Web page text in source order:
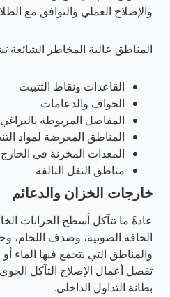
والإصلاح العملي والتوافق مع
المناطق عالية المخاطر الشائعة
القاعدات ونقاط التثبيت
الحواف والدعامات
المفاصل المربوطة بالبراغي
المناطق المعرضة لمواد
المعدات المخزنة في الخارج
مناطق النقل التالفة
خارجات الخزان والدعائم
عادةً ما تتآكل أسطح الخزانات
الحافة الصوتية، وصدف اللحام،
والمناطق التي يتجمع فيها الماء أو
تفصل أعمال الإصلاح التآكل
بطانة التداول الداخلي.